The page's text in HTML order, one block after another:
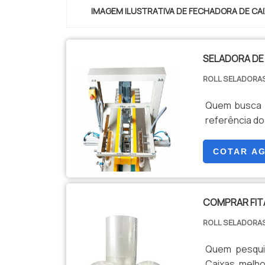
os motivos
empresa
total na
conta com
empresa que
e
IMAGEM ILUSTRATIVA DE FECHADORA DE
SELADORA
ROLL
Quem
referência do
COTAR
COMPRAR
ROLL
Quem